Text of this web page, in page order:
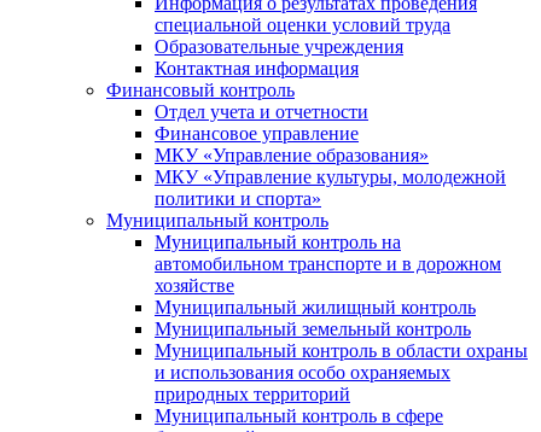
специальной оценки условий труда
Образовательные учреждения
Контактная информация
Финансовый контроль
Отдел учета и отчетности
Финансовое управление
МКУ «Управление образования»
МКУ «Управление культуры, молодежной
политики и спорта»
Муниципальный контроль
Муниципальный контроль на
автомобильном транспорте и в дорожном
хозяйстве
Муниципальный жилищный контроль
Муниципальный земельный контроль
Муниципальный контроль в области охраны
и использования особо охраняемых
природных территорий
Муниципальный контроль в сфере